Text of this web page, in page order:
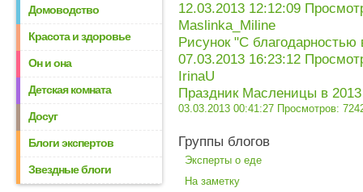
Домоводство
Красота и здоровье
Он и она
Детская комната
Досуг
Блоги экспертов
Звездные блоги
12.03.2013 12:12:09
Maslinka_Miline
Рисунок "С благодарностью
07.03.2013 16:23:12
IrinaU
Праздник Масленицы в 2013
03.03.2013 00:41:27 Просмотров:
Группы блогов
Эксперты о еде
На заметку